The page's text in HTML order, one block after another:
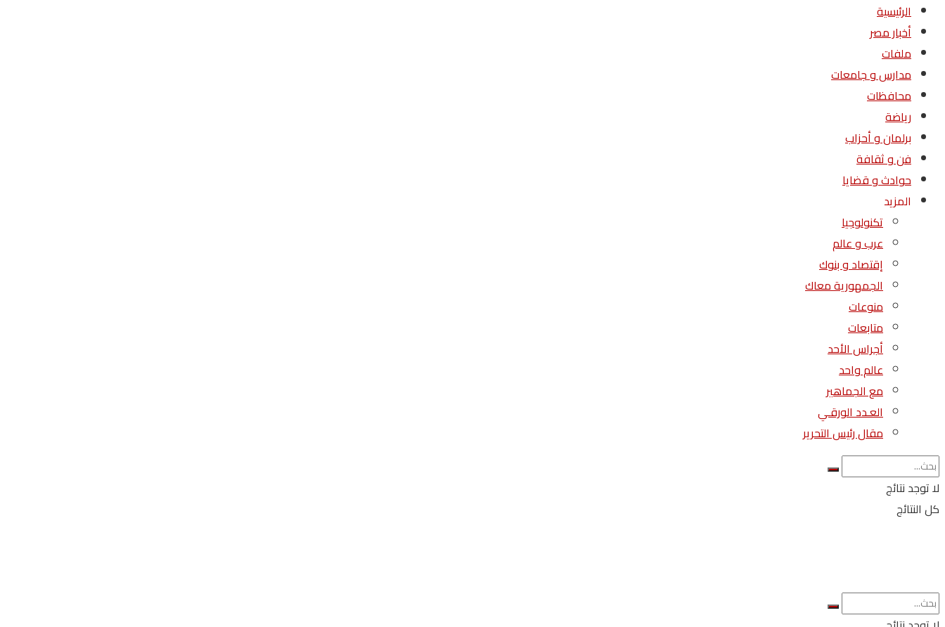
الرئيسية
أخبار مصر
ملفات
مدارس و جامعات
محافظات
رياضة
برلمان و أحزاب
فن و ثقافة
حوادث و قضايا
المزيد
تكنولوجيا
عرب و عالم
إقتصاد و بنوك
الجمهورية معاك
منوعات
متابعات
أجراس الأحد
عالم واحد
مع الجماهير
العـدد الورقـي
مقال رئيس التحرير
لا توجد نتائج
كل النتائج